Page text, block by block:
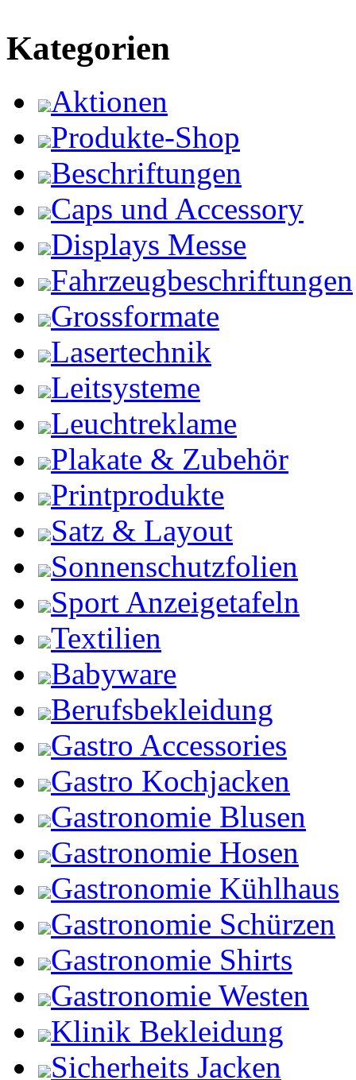
Kategorien
Aktionen
Produkte-Shop
Beschriftungen
Caps und Accessory
Displays Messe
Fahrzeugbeschriftungen
Grossformate
Lasertechnik
Leitsysteme
Leuchtreklame
Plakate & Zubehör
Printprodukte
Satz & Layout
Sonnenschutzfolien
Sport Anzeigetafeln
Textilien
Babyware
Berufsbekleidung
Gastro Accessories
Gastro Kochjacken
Gastronomie Blusen
Gastronomie Hosen
Gastronomie Kühlhaus
Gastronomie Schürzen
Gastronomie Shirts
Gastronomie Westen
Klinik Bekleidung
Sicherheits Jacken